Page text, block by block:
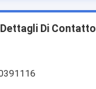
Dettagli Di Contatto